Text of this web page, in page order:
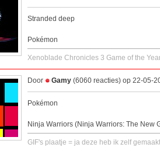
Stranded deep
Pokémon
Xenoblade Chronicles 3 Game of the
Door Gamy (6060 reacties) op 22-05-
Pokémon
Ninja Warriors (Ninja Warriors: The New
GIF's plaatje = ja deze heb ik zelf